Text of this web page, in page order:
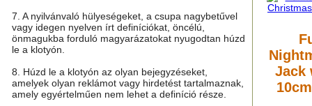
7. A nyilvánvaló hülyeségeket, a csupa nagybetűvel
vagy idegen nyelven írt definíciókat, öncélú,
önmagukba forduló magyarázatokat nyugodtan húzd
le a klotyón.
8. Húzd le a klotyón az olyan bejegyzéseket,
amelyek olyan reklámot vagy hirdetést tartalmaznak,
amely egyértelműen nem lehet a definíció része.
Jack